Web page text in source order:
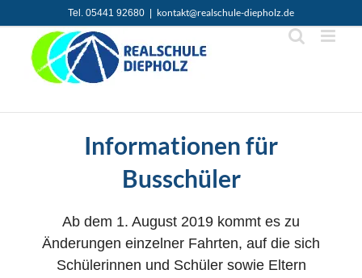
Inhalt
springen
Tel. 05441 92680 kontakt@realschule-diepholz.de
Informationen für
Busschüler
Ab dem 1. August 2019 kommt es zu
Änderungen einzelner Fahrten, auf die sich
Schülerinnen und Schüler sowie Eltern